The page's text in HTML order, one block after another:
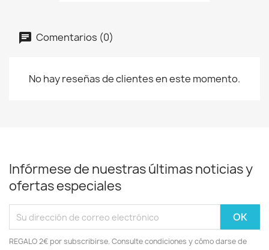
Comentarios (0)
No hay reseñas de clientes en este momento.
Infórmese de nuestras últimas noticias y
ofertas especiales
REGALO 2€ por subscribirse. Consulte condiciones y cómo darse de